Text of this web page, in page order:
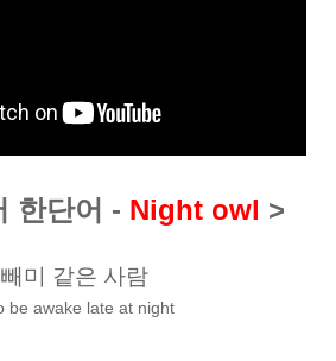
한단어 - Night owl >
미 같은 사람
be awake late at night